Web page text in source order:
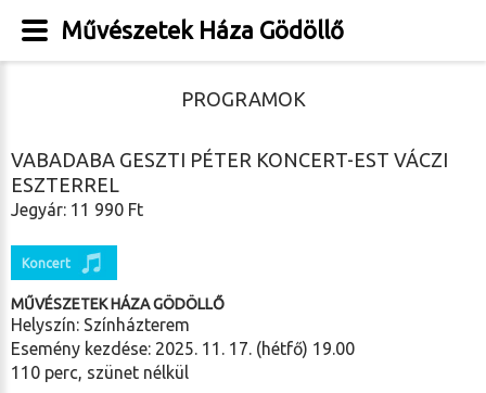
PROGRAMOK
VABADABA GESZTI PÉTER KONCERT-EST VÁCZI
ESZTERREL
Jegyár: 11 990 Ft
Koncert
MŰVÉSZETEK HÁZA GÖDÖLLŐ
Helyszín: Színházterem
Esemény kezdése: 2025. 11. 17. (hétfő) 19.00
110 perc, szünet nélkül
Művészetek Háza Gödöllő